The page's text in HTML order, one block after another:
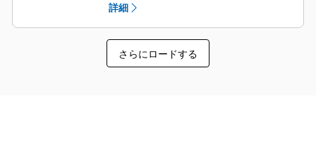
詳細
さらにロードする